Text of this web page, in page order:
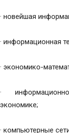
· новейшая
· информационная
· экономико-
·
экономике;
· компьютерные